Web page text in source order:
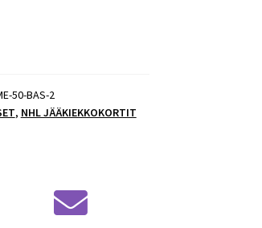
50-BAS-2
, NHL JÄÄKIEKKOKORTIT